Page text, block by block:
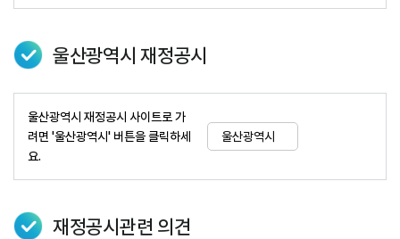
울산광역시 재정공시
울산광역시 재정공시 사이트로 가
려면 '울산광역시' 버튼을 클릭하세
요.
울산광역시
재정공시관련 의견